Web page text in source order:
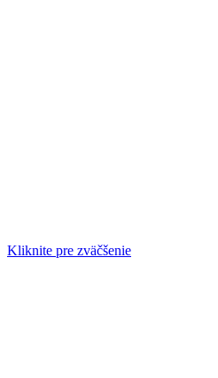
Kliknite pre zväčšenie